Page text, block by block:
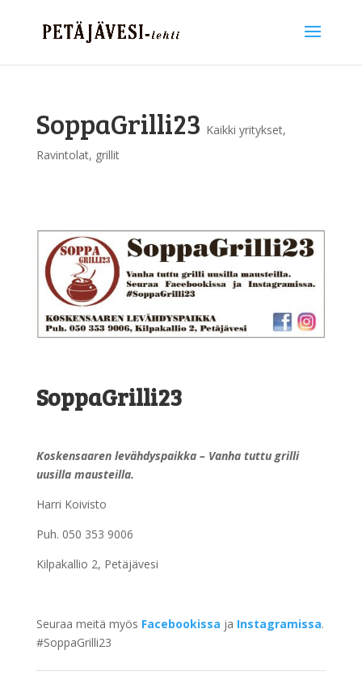
SoppaGrilli23 Kaikki yritykset,
Ravintolat, grillit
SoppaGrilli23
Koskensaaren levähdyspaikka – Vanha tuttu grilli
uusilla mausteilla.
Harri Koivisto
Puh. 050 353 9006
Kilpakallio 2, Petäjävesi
Seuraa meitä myös Facebookissa ja Instagramissa.
#SoppaGrilli23